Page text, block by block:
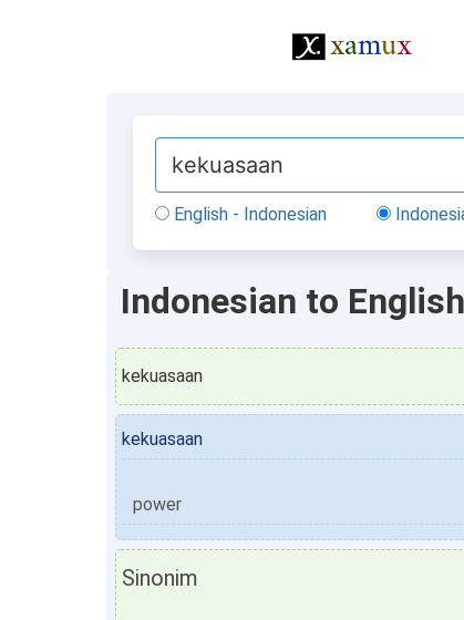
English - Indonesian
Indonesian to English
kekuasaan
kekuasaan
power
Sinonim